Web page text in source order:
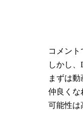
コメント
しかし
まずは
仲良くな
可能性は